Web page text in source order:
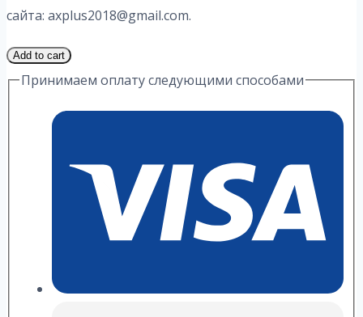
сайта: axplus2018@gmail.com.
1
Часть
quantity
Add to cart
Принимаем оплату следующими способами